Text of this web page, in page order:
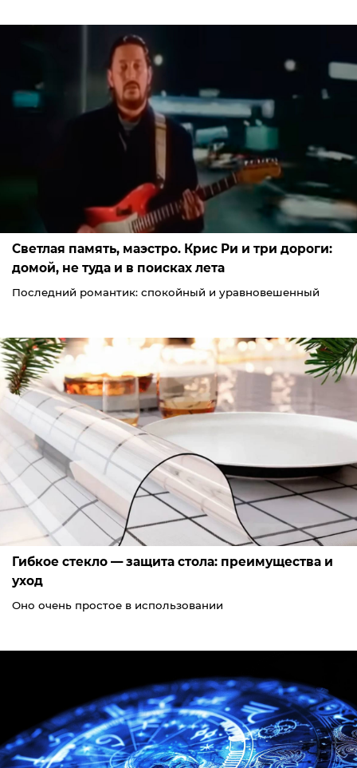
Светлая память, маэстро. Крис Ри и три дороги:
домой, не туда и в поисках лета
Последний романтик: спокойный и уравновешенный
Гибкое стекло — защита стола: преимущества и
уход
Оно очень простое в использовании